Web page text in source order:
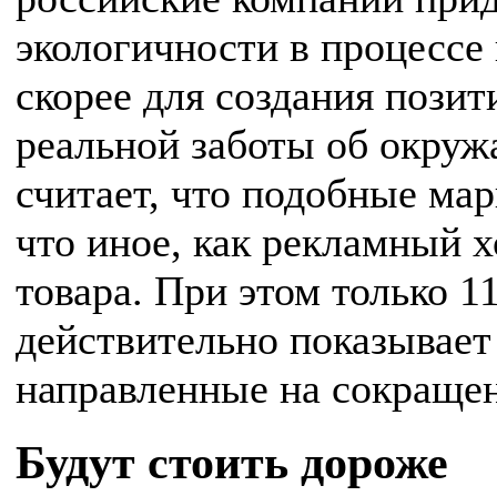
экологичности в
скорее для создания
реальной заботы об
считает, что подобные
что иное, как рекламный
товара. При этом только
действительно
направленные на
Будут стоить дороже